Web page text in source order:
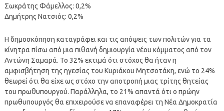
Σωκράτης Φάμελλος: 0,2%
Δημήτρης Νατσιός: 0,2%
Η δημοσκόπηση καταγράφει και τις απόψεις των πολιτών για τα
κίνητρα πίσω από μια πιθανή δημιουργία νέου κόμματος από τον
Αντώνη Σαμαρά. Το 32% εκτιμά ότι στόχος θα ήταν η
αμφισβήτηση της ηγεσίας του Κυριάκου Μητσοτάκη, ενώ το 24%
θεωρεί ότι θα είχε ως στόχο την αποτροπή μιας τρίτης θητείας
του πρωθυπουργού. Παράλληλα, το 21% απαντά ότι ο πρώην
πρωθυπουργός θα επιχειρούσε να επαναφέρει τη Νέα Δημοκρατία